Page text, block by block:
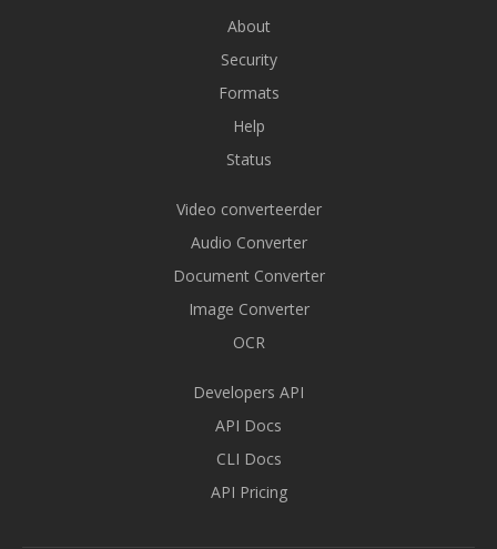
About
Security
Formats
Help
Status
Video converteerder
Audio Converter
Document Converter
Image Converter
OCR
Developers API
API Docs
CLI Docs
API Pricing